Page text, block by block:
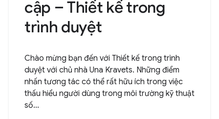
cập – Thiết kế trong
trình duyệt
Chào mừng bạn đến với Thiết kế trong trình
duyệt với chủ nhà Una Kravets. Những điểm
nhấn tương tác có thể rất hữu ích trong việc
thấu hiểu người dùng trong môi trường kỹ thuật
số...